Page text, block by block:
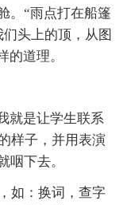
。“雨点打在船篷
们头上的顶，从图
的道理。
就是让学生联系
样子，并用表演
咽下去。
如：换词，查字